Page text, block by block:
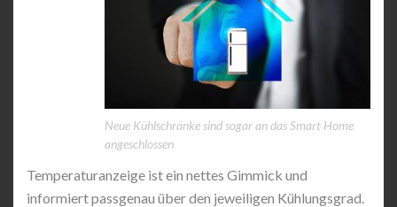
Neue Kühlschränke sind sogar an das Smart Home
angeschlossen
Temperaturanzeige ist ein nettes Gimmick und
informiert passgenau über den jeweiligen Kühlungsgrad.